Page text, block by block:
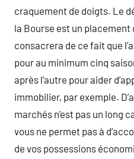
craquement de doigts. Le
la Bourse est un placement
consacrera de ce fait que
pour au minimum cinq
après l’autre pour aider
immobilier, par exemple.
marchés n’est pas un long
vous ne permet pas à
de vos possessions